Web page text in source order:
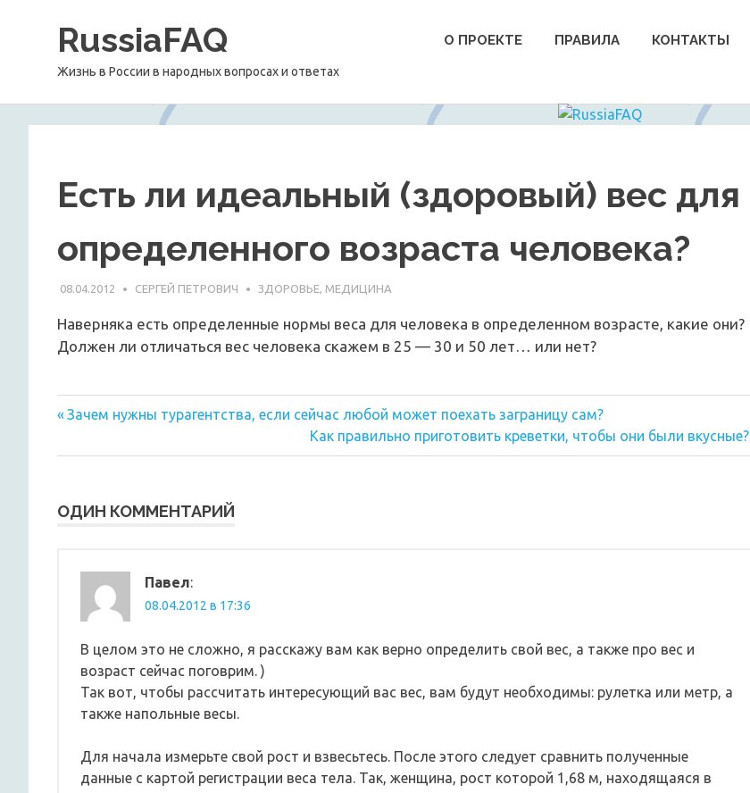
содержимомуRussiaFAQ
Жизнь в России в народных вопросах и ответах
О ПРОЕКТЕ ПРАВИЛА КОНТАКТЫ
Есть ли идеальный (здоровый) вес для
определенного возраста человека?
08.04.2012 СЕРГЕЙ ПЕТРОВИЧ ЗДОРОВЬЕ, МЕДИЦИНА
Наверняка есть определенные нормы веса для человека в определенном возрасте, какие они?
Должен ли отличаться вес человека скажем в 25 — 30 и 50 лет… или нет?
Навигация
по
Предыдущая
Зачем нужны турагентства, если сейчас любой может поехать заграницу сам?
Следующая
запись:
Как правильно приготовить креветки, чтобы они были вкусные?
ОДИН КОММЕНТАРИЙ
Павел:
08.04.2012 в 17:36
В целом это не сложно, я расскажу вам как верно определить свой вес, а также про вес и
возраст сейчас поговрим. )
Так вот, чтобы рассчитать интересующий вас вес, вам будут необходимы: рулетка или метр, а
также напольные весы.
Для начала измерьте свой рост и взвесьтесь. После этого следует сравнить полученные
данные с картой регистрации веса тела. Так, женщина, рост которой 1,68 м, находящаяся в